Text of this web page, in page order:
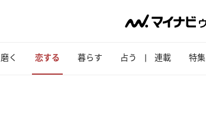
磨く 恋する 暮らす 占う 連載 特集